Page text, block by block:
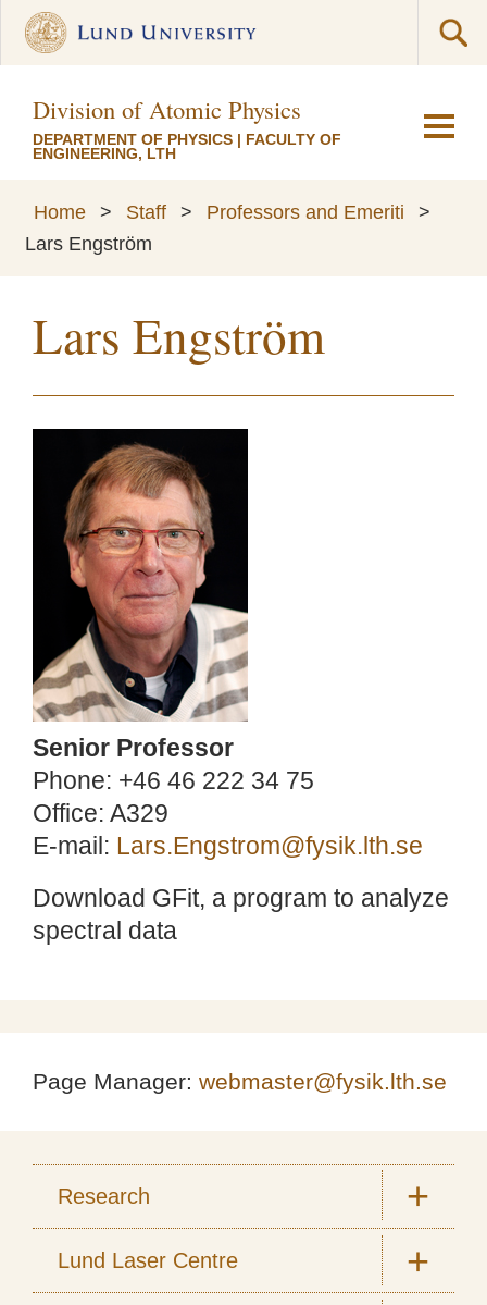
Division of Atomic Physics
DEPARTMENT OF PHYSICS | FACULTY OF
ENGINEERING, LTH
Home > Staff > Professors and Emeriti
>
Lars Engström
Lars Engström
Senior Professor
Phone: +46 46 222 34 75
Office: A329
E-mail: Lars.Engstrom@fysik.lth.se
Download GFit, a program to analyze
spectral data
Page Manager: webmaster@fysik.lth.se
Research
Lund Laser Centre